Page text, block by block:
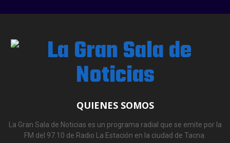
QUIENES SOMOS
La Gran Sala de Noticias es un programa radial que se emite por la
FM del 97.10 de Radio La Estación en la ciudad de Tacna.